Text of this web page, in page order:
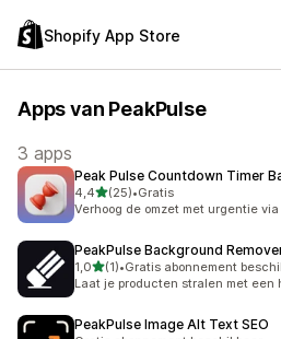
Shopify App Store
Apps van PeakPulse
3 apps
Peak Pulse Countdown Timer
4,4van 5 sterren
(25)
25 recensies in totaal
•Gratis
Verhoog de omzet met urgentie
PeakPulse Background
1,0van 5 sterren
(1)
1 recensies in totaal
•Gratis abonnement
Laat je producten stralen met
PeakPulse Image Alt Text SEO